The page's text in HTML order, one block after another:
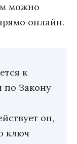
можно
онлайн.
к
по Закону
он,
ключ